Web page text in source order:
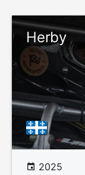
Herby
2025